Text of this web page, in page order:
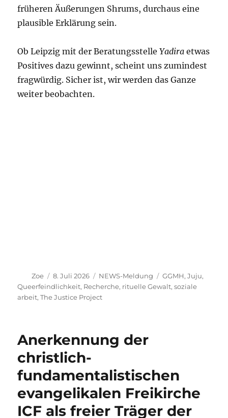
früheren Äußerungen Shrums, durchaus eine
plausible Erklärung sein.
Ob Leipzig mit der BeratungsstelleYadira etwas
Positives dazu gewinnt, scheint uns zumindest
fragwürdig. Sicher ist, wir werden das Ganze
weiter beobachten.
Autor
Zoe
Veröffentlicht
am
8. Juli 2026 Kategorien
NEWS-Meldung Schlagwörter
GGMH,Juju,
Queerfeindlichkeit, Recherche, rituelle Gewalt,soziale
arbeit,The Justice Project
Anerkennung der
christlich-
fundamentalistischen
evangelikalen Freikirche
ICF als freier Träger der